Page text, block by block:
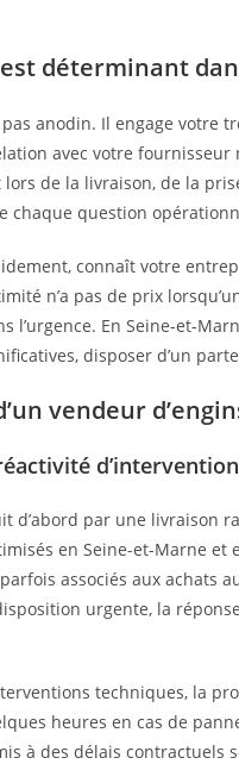
déterminant
pas anodin. Il engage
avec votre
de la livraison, de la
chaque question
connaît votre
n’a pas de prix
l’urgence. En Seine-et-
disposer d’un
vendeur
d’intervention
par une livraison
en Seine-et-Marne et
associés aux achats
urgente, la
techniques, la
heures en cas de
à des délais